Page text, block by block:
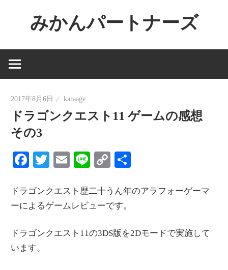
ン
へ
みかんパートナーズ
ー
ジ
ン
ル
で
に
た
な
情
報
2017年8月6日 karaage
ドラゴンクエスト11 ゲームの感想
その3
Facebook
Twitter
EmailLineCopy
ドラゴンクエスト歴二十うん年のアラフォーゲーマ
ーによるゲームレビューです。
ドラゴンクエスト11の3DS版を2Dモードで実施して
います。